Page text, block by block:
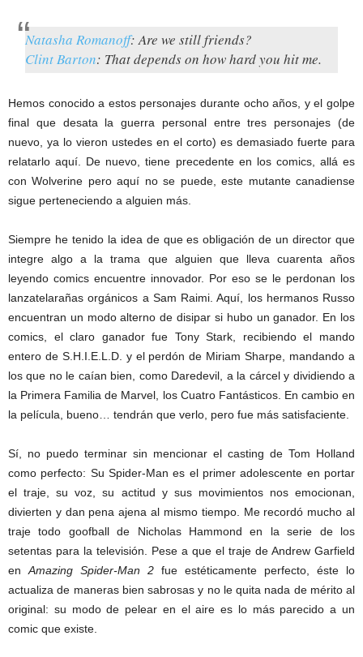
Natasha Romanoff: Are we still friends?
Clint Barton: That depends on how hard you hit me.
Hemos conocido a estos personajes durante ocho años, y el golpe
final que desata la guerra personal entre tres personajes (de
nuevo, ya lo vieron ustedes en el corto) es demasiado fuerte para
relatarlo aquí. De nuevo, tiene precedente en los comics, allá es
con Wolverine pero aquí no se puede, este mutante canadiense
sigue perteneciendo a alguien más.
Siempre he tenido la idea de que es obligación de un director que
integre algo a la trama que alguien que lleva cuarenta años
leyendo comics encuentre innovador. Por eso se le perdonan los
lanzatelarañas orgánicos a Sam Raimi. Aquí, los hermanos Russo
encuentran un modo alterno de disipar si hubo un ganador. En los
comics, el claro ganador fue Tony Stark, recibiendo el mando
entero de S.H.I.E.L.D. y el perdón de Miriam Sharpe, mandando a
los que no le caían bien, como Daredevil, a la cárcel y dividiendo a
la Primera Familia de Marvel, los Cuatro Fantásticos. En cambio en
la película, bueno… tendrán que verlo, pero fue más satisfaciente.
Sí, no puedo terminar sin mencionar el casting de Tom Holland
como perfecto: Su Spider-Man es el primer adolescente en portar
el traje, su voz, su actitud y sus movimientos nos emocionan,
divierten y dan pena ajena al mismo tiempo. Me recordó mucho al
traje todo goofball de Nicholas Hammond en la serie de los
setentas para la televisión. Pese a que el traje de Andrew Garfield
en Amazing Spider-Man 2 fue estéticamente perfecto, éste lo
actualiza de maneras bien sabrosas y no le quita nada de mérito al
original: su modo de pelear en el aire es lo más parecido a un
comic que existe.